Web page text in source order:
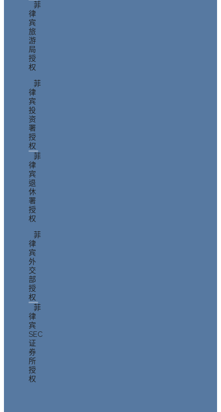
菲
律
宾
旅
游
局
授
权
菲
律
宾
投
资
署
授
权
菲
律
宾
退
休
署
授
权
菲
律
宾
外
交
部
授
权
菲
律
宾
SEC
证
券
所
授
权